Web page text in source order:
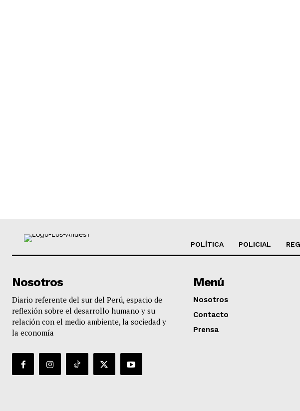
POLÍTICA POLICIAL
Nosotros
Diario referente del sur del Perú, espacio de
reflexión sobre el desarrollo humano y su
relación con el medio ambiente, la sociedad y
la economía
Menú
Nosotros
Contacto
Prensa